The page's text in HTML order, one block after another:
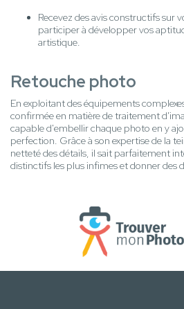
Recevez des avis constructifs sur
participer à développer vos
artistique.
Retouche photo
En exploitant des équipements
confirmée en matière de traitement
capable d'embellir chaque photo en y
perfection. Grâce à son expertise de la
netteté des détails, il sait parfaitement
distinctifs les plus infimes et donner des